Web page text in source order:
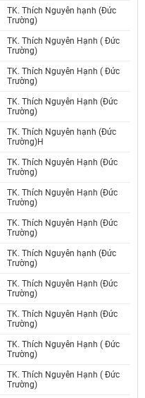
TK. Thích Nguyên hạnh (Đức
Trường)
TK. Thích Nguyên Hạnh ( Đức
Trường)
TK. Thích Nguyên Hạnh ( Đức
Trường)
TK. Thích Nguyên Hạnh (Đức
Trường)
TK. Thích Nguyên hạnh (Đức
Trường)H
TK. Thích Nguyên Hạnh (Đức
Trường)
TK. Thích Nguyên Hạnh (Đức
Trường)
TK. Thích Nguyên Hạnh (Đức
Trường)
TK. Thích Nguyên hạnh (Đức
Trường)
TK. Thích Nguyên Hạnh (Đức
Trường)
TK. Thích Nguyên Hạnh (Đức
Trường)
TK. Thích Nguyên Hạnh ( Đức
Trường)
TK. Thích Nguyên Hạnh ( Đức
Trường)